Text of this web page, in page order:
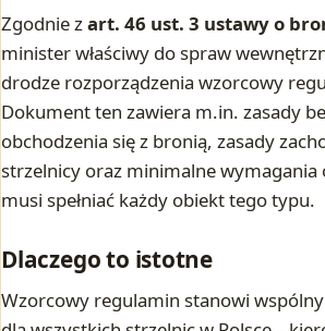
Zgodnie zart. 46 ust. 3 ustawy o
minister właściwy do spraw
drodze rozporządzenia wzorcowy
Dokument ten zawiera m.in. zasady
obchodzenia się z bronią, zasady
strzelnicy oraz minimalne wymagania
musi spełniać każdy obiekt tego typu.
Dlaczego to istotne
Wzorcowy regulamin stanowi